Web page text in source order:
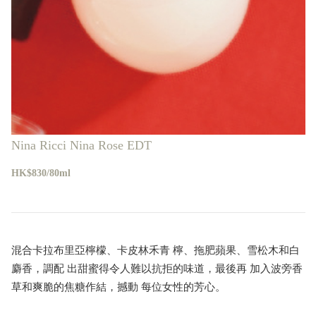
Nina Ricci Nina Rose EDT
HK$830/80ml
混合卡拉布里亞檸檬、卡皮林禾青 檸、拖肥蘋果、雪松木和白
麝香，調配 出甜蜜得令人難以抗拒的味道，最後再 加入波旁香
草和爽脆的焦糖作結，撼動 每位女性的芳心。